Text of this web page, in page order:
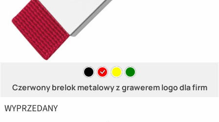
Czerwony brelok metalowy z grawerem logo dla firm
WYPRZEDANY